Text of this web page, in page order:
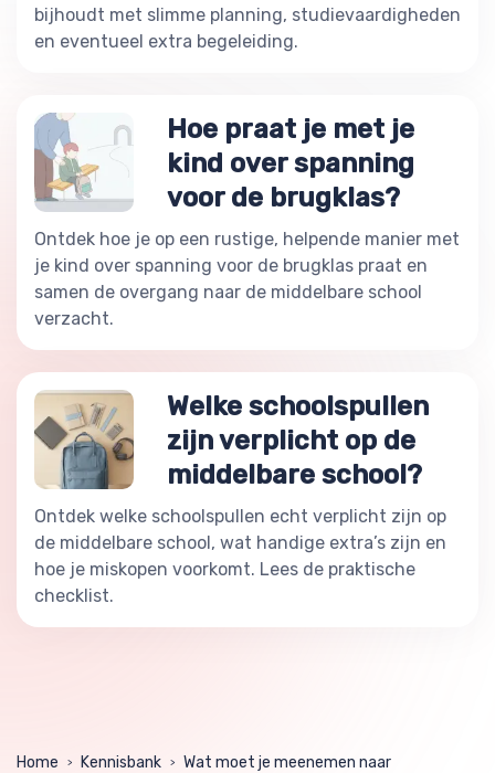
bijhoudt met slimme planning, studievaardigheden
en eventueel extra begeleiding.
Hoe praat je met je
kind over spanning
voor de brugklas?
Ontdek hoe je op een rustige, helpende manier met
je kind over spanning voor de brugklas praat en
samen de overgang naar de middelbare school
verzacht.
Welke schoolspullen
zijn verplicht op de
middelbare school?
Ontdek welke schoolspullen echt verplicht zijn op
de middelbare school, wat handige extra’s zijn en
hoe je miskopen voorkomt. Lees de praktische
checklist.
Home > Kennisbank >
Wat moet je meenemen naar